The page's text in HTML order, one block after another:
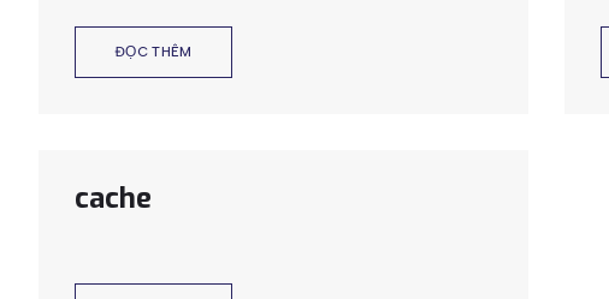
ĐỌC THÊM
cache